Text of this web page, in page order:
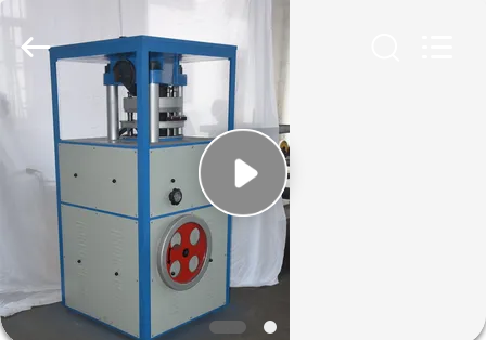
বাড়ি
পণ্য
আমাদের
সম্পর্কে
Machinery
Co.,
Reserved.